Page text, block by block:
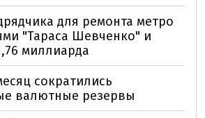
для ремонта метро
"Тараса Шевченко" и
миллиарда
сократились
валютные резервы